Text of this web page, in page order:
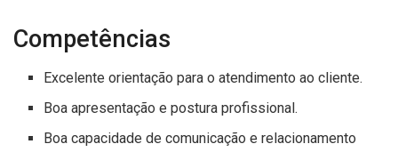
Competências
Excelente orientação para o atendimento ao cliente.
Boa apresentação e postura profissional.
Boa capacidade de comunicação e relacionamento